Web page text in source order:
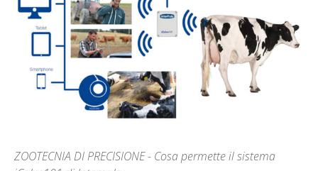
ZOOTECNIA DI PRECISIONE - Cosa permette il sistema